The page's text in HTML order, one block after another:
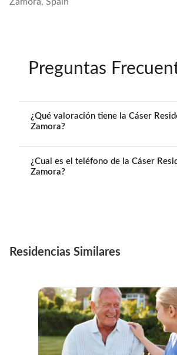
Preguntas
¿Qué valoración tiene la Cáser
Zamora?
¿Cual es el teléfono de la Cáser
Zamora?
Residencias Similares